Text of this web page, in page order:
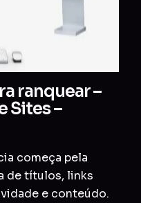
ranquear –
Sites –
começa pela
de títulos, links
e conteúdo.